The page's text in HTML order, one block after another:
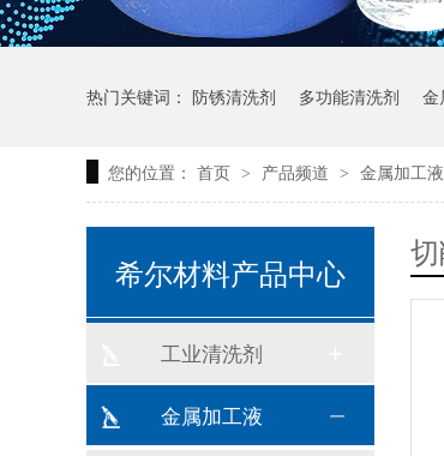
热门关键词： 防锈清洗剂 多功能清洗剂 金
您的位置： 首页 > 产品频道 > 金属加工液
希尔材料产品中心
工业清洗剂
金属加工液